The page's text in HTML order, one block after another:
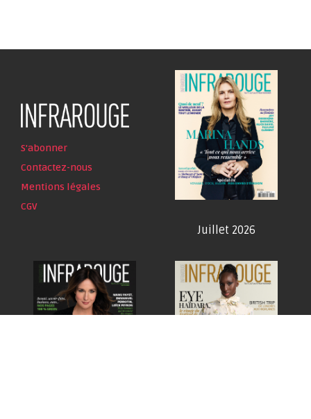
S'abonner
Contactez-nous
Mentions légales
CGV
Juillet 2026